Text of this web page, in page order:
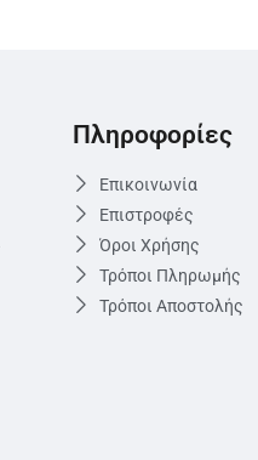
Πληροφορίες
Επικοινωνία
Επιστροφές
Όροι Χρήσης
Τρόποι Πληρωμής
Τρόποι Αποστολής